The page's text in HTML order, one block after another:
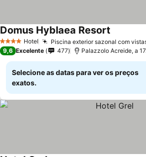
4 EstrelasHotel Piscina exterior sazonal com
Domus Hyblaea Resort
9,6 Excelente 477 Palazzolo Acreide, a
Selecione as datas para ver os preços
exatos.